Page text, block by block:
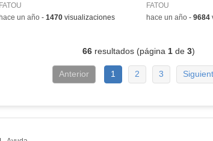
FATOU
-hace un año- 1470visualizaciones
FATOU
-hace un año- 9684
66resultados (página 1de 3)
Anterior 1 2 3